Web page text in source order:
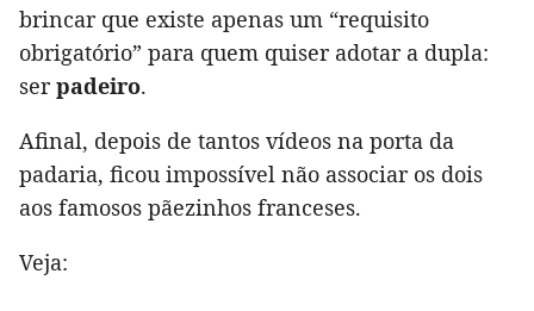
brincar que existe apenas um “requisito
obrigatório” para quem quiser adotar a dupla:
serpadeiro.
Afinal, depois de tantos vídeos na porta da
padaria, ficou impossível não associar os dois
aos famosos pãezinhos franceses.
Veja: